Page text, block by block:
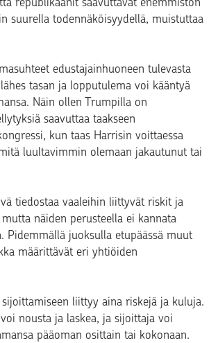
suurella todennäköisyydellä, muistuttaa
edustajainhuoneen tulevasta
tasan ja lopputulema voi kääntyä
Näin ollen Trumpilla on
saavuttaa taakseen
kun taas Harrisin voittaessa
luultavimmin olemaan jakautunut tai
tiedostaa vaaleihin liittyvät riskit ja
näiden perusteella ei kannata
Pidemmällä juoksulla etupäässä muut
määrittävät eri yhtiöiden
liittyy aina riskejä ja kuluja.
nousta ja laskea, ja sijoittaja voi
pääoman osittain tai kokonaan.